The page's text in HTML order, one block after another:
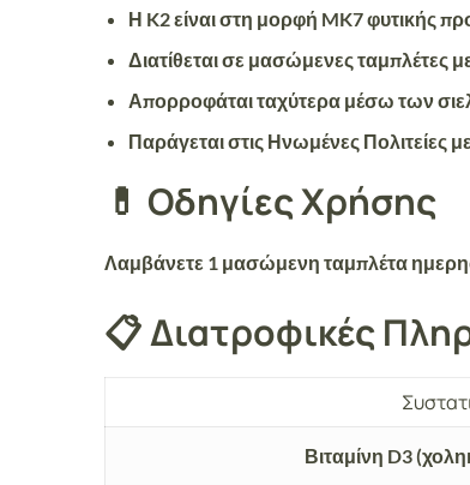
Η K2 είναι στη μορφή MK7φυτικής
Διατίθεται σε μασώμενες ταμπλέτες
Απορροφάταιταχύτερα μέσω των
Παράγεται στις Ηνωμένες Πολιτείες
💊 Οδηγίες Χρήσης
Λαμβάνετε 1 μασώμενη ταμπλέτα
📋 Διατροφικές
Βιταμίνη D3